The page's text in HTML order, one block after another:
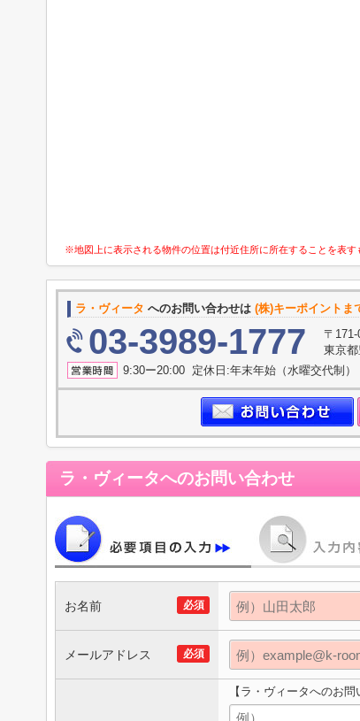
※地図上に表示される物件の位置は付近住所に所在することを表
ラ・ヴィータ へのお問い合わせは (株)キーポイントま
03-3989-1777
〒171-
東京
9:30ー20:00 定休日:年末年始（水曜交代制）
ラ・ヴィータへのお問い合わせ
必須
お名前
必須
メールアドレス
【ラ・ヴィータへのお問